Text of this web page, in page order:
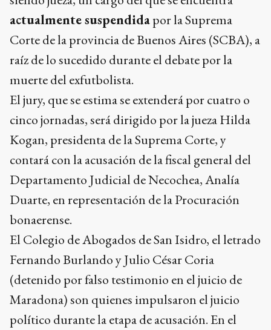
actualmente suspendidapor la Suprema
Corte de la provincia de Buenos Aires (SCBA), a
raíz de lo sucedido durante el debate por la
muerte del exfutbolista.
El jury, que se estima se extenderá por cuatro o
cinco jornadas, será dirigido por la jueza Hilda
Kogan, presidenta de la Suprema Corte, y
contará con la acusación de la fiscal general del
Departamento Judicial de Necochea, Analía
Duarte, en representación de la Procuración
bonaerense.
El Colegio de Abogados de San Isidro, el letrado
Fernando Burlando y Julio César Coria
(detenido por falso testimonio en el juicio de
Maradona) son quienes impulsaron el juicio
político durante la etapa de acusación. En el